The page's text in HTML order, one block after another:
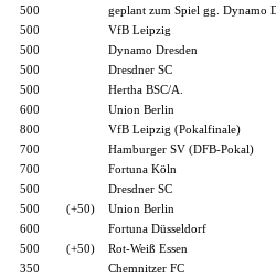
500 geplant zum Spiel gg. Dynamo
500 VfB Leipzig
500 Dynamo Dresden
500 Dresdner SC
500 Hertha BSC/A.
600 Union Berlin
800 VfB Leipzig (Pokalfinale)
700 Hamburger SV (DFB-Pokal)
700 Fortuna Köln
500 Dresdner SC
500 (+50) Union Berlin
600 Fortuna Düsseldorf
500 (+50) Rot-Weiß Essen
350 Chemnitzer FC